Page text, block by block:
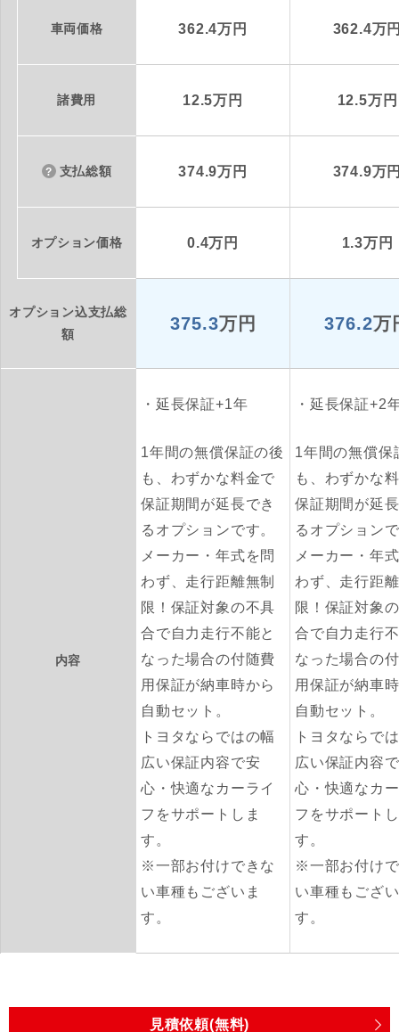
車両価格 362.4万円 362.4万
諸費用 12.5万円 12.5万円
支払総額 374.9万円 374.9万
オプション価格 0.4万円 1.3万円
オプション込支払総
額
375.3万円 376.2万
内容
延長保証+1年 延長保証+2
1年間の無償保証の後
も、わずかな料金で
保証期間が延長でき
るオプションです。
メーカー・年式を問
わず、走行距離無制
限！保証対象の不具
合で自力走行不能と
なった場合の付随費
用保証が納車時から
自動セット。
トヨタならではの幅
広い保証内容で安
心・快適なカーライ
フをサポートしま
す。
※一部お付けできな
い車種もございま
す。
1年間の無償保
も、わずかな
保証期間が延
るオプション
メーカー・年
わず、走行距
限！保証対象
合で自力走行
なった場合の
用保証が納車
自動セット。
トヨタならで
広い保証内容
心・快適なカ
フをサポート
す。
※一部お付け
い車種もござ
す。
見積依頼(無料)